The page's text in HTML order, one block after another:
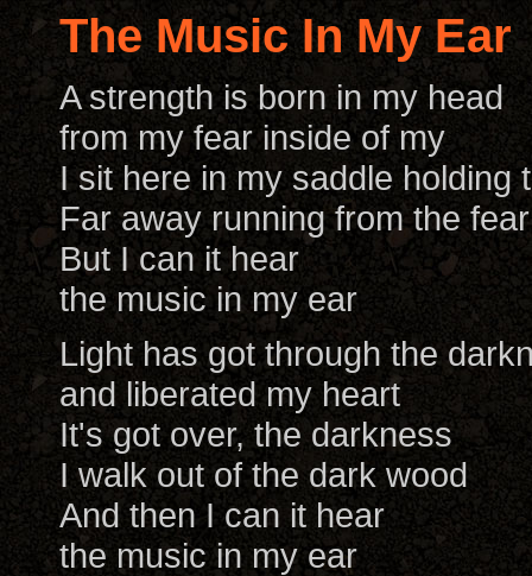
The Music In My Ear
A strength is born in my head
from my fear inside of my
I sit here in my saddle holding
Far away running from the fear
But I can it hear
the music in my ear
Light has got through the
and liberated my heart
It's got over, the darkness
I walk out of the dark wood
And then I can it hear
the music in my ear